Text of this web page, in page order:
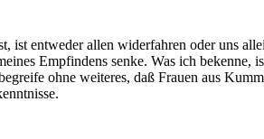
ent­we­der allen wider­fah­ren oder uns
Emp­fin­dens sen­ke. Was ich beken­ne,
ohne wei­te­res, daß Frau­en aus